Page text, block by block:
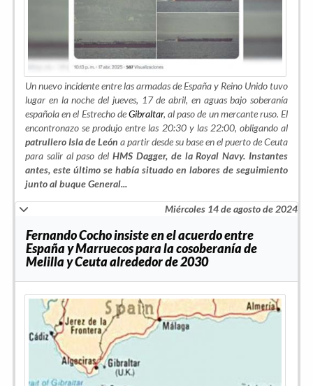
Un nuevo incidente entre las armadas de España y Reino Unido tuvo
lugar en la noche del jueves, 17 de abril, en aguas bajo soberanía
española en el Estrecho deGibraltar, al paso de un mercante ruso. El
encontronazo se produjo entre las 20:30 y las 22:00, obligando al
patrullero Isla de León a partir desde su base en el puerto de Ceuta
para salir al paso delHMS Dagger, de la Royal Navy. Instantes
antes, este último se había situado en labores de seguimiento
junto al buque General...
Miércoles 14 de agosto de 2024
Fernando Cocho insiste en el acuerdo entre
España y Marruecos para la cosoberanía de
Melilla y Ceuta alrededor de 2030